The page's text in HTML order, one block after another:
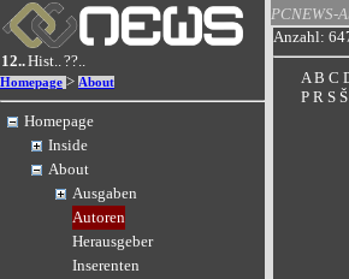
12..Hist..??..
Homepage > About
Homepage
Inside
About
Ausgaben
Autoren
Herausgeber
Inserenten
PCNEWS-
Anzahl:
A B C
P R S Š